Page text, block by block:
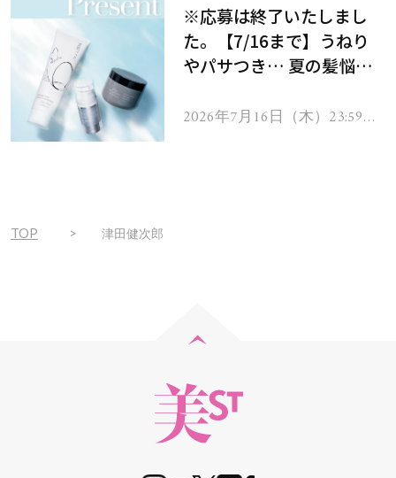
※応募は終了いたしまし
た。【7/16まで】うねり
やパサつき… 夏の髪悩み
ムを13名様にプレゼン
2026年7月16日（木）23:59ま
TOP 津田健次郎